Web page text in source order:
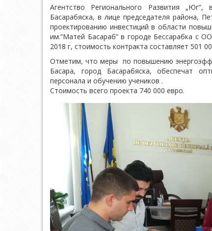
Агентство Регионального Развития
Басарабяска, в лице председателя района,
проектированию инвестиций в области
им.”Матей Басараб” в городе Бессарабка с
2018 г, стоимость контракта составляет 501
Отметим, что меры по повышению
Басара, город Басарабяска, обеспечат
персонала и обучению учеников .
Стоимость всего проекта 740 000 евро.